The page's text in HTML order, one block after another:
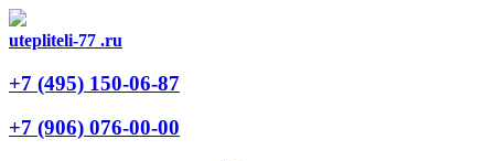
utepliteli-77 .ru
+7 (495) 150-06-87
+7 (906) 076-00-00